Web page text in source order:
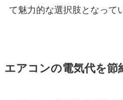
て魅力的な選択肢となって
エアコンの電気代を節